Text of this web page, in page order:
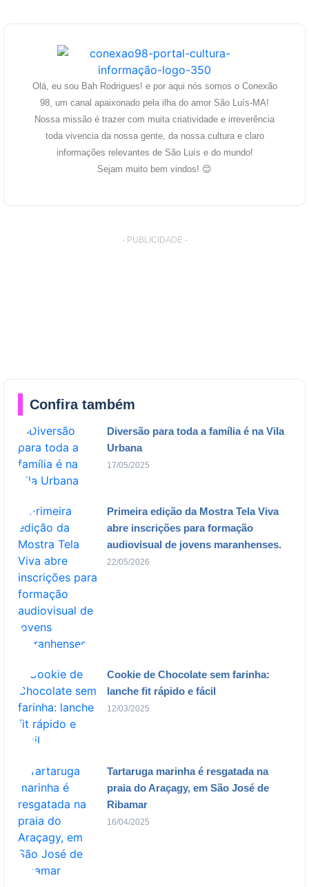
Olá, eu sou Bah Rodrigues! e por aqui nós somos o Conexão
98, um canal apaixonado pela ilha do amor São Luís-MA!
Nossa missão é trazer com muita criatividade e irreverência
toda vivencia da nossa gente, da nossa cultura e claro
informações relevantes de São Luís e do mundo!
Sejam muito bem vindos! 😊
- PUBLICIDADE -
Confira também
Diversão para toda a família é na Vila
Urbana
17/05/2025
Primeira edição da Mostra Tela Viva
abre inscrições para formação
audiovisual de jovens maranhenses.
22/05/2026
Cookie de Chocolate sem farinha:
lanche fit rápido e fácil
12/03/2025
Tartaruga marinha é resgatada na
praia do Araçagy, em São José de
Ribamar
16/04/2025